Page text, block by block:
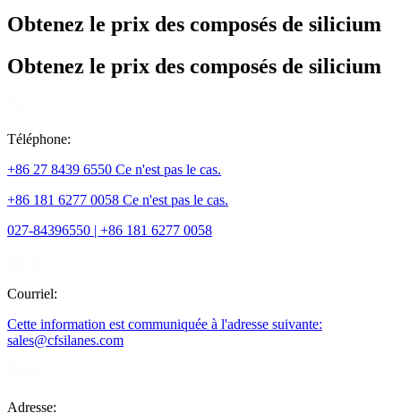
Obtenez le prix des composés de silicium
Obtenez le prix des composés de silicium
Téléphone:
+86 27 8439 6550 Ce n'est pas le cas.
+86 181 6277 0058 Ce n'est pas le cas.
027-84396550 | +86 181 6277 0058
Courriel:
Cette information est communiquée à l'adresse suivante:
sales@cfsilanes.com
Adresse: